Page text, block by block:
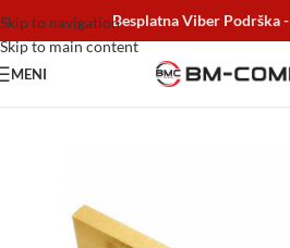
Skip to navigation
Skip to main content
Besplatna Viber Podrška -
MENI